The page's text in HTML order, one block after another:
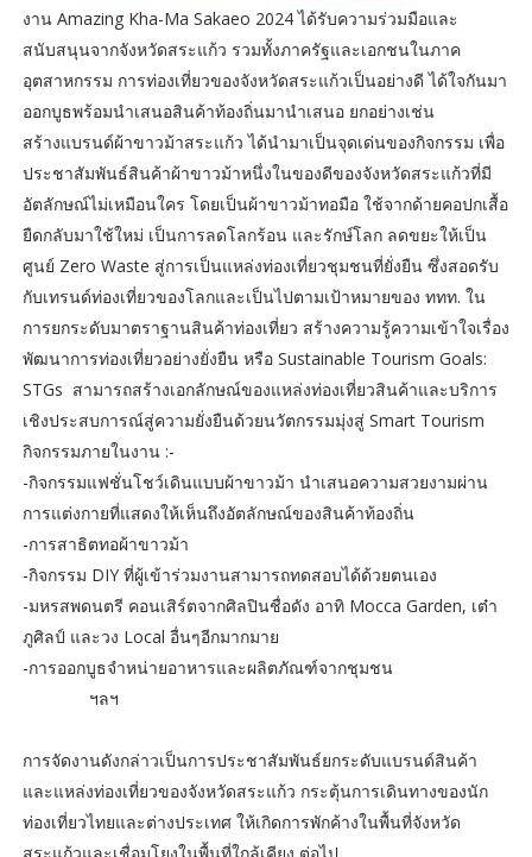
งาน Amazing Kha-Ma Sakaeo 2024 ได้รับความร่วมมือและ
สนับสนุนจากจังหวัดสระแก้ว รวมทั้งภาครัฐและเอกชนในภาค
อุตสาหกรรม การท่องเที่ยวของจังหวัดสระแก้วเป็นอย่างดี ได้ใจกันมา
ออกบูธพร้อมนำเสนอสินค้าท้องถิ่นมานำเสนอ ยกอย่างเช่น
สร้างแบรนด์ผ้าขาวม้าสระแก้ว ได้นำมาเป็นจุดเด่นของกิจกรรม เพื่อ
ประชาสัมพันธ์สินค้าผ้าขาวม้าหนึ่งในของดีของจังหวัดสระแก้วที่มี
อัตลักษณ์ไม่เหมือนใคร โดยเป็นผ้าขาวม้าทอมือ ใช้จากด้ายคอปกเสื้อ
ยืดกลับมาใช้ใหม่ เป็นการลดโลกร้อน และรักษ์โลก ลดขยะให้เป็น
ศูนย์ Zero Waste สู่การเป็นแหล่งท่องเที่ยวชุมชนที่ยั่งยืน ซึ่งสอดรับ
กับเทรนด์ท่องเที่ยวของโลกและเป็นไปตามเป้าหมายของ ททท. ใน
การยกระดับมาตราฐานสินค้าท่องเที่ยว สร้างความรู้ความเข้าใจเรื่อง
พัฒนาการท่องเที่ยวอย่างยั่งยืน หรือ Sustainable Tourism Goals:
STGs สามารถสร้างเอกลักษณ์ของแหล่งท่องเที่ยวสินค้าและบริการ
เชิงประสบการณ์สู่ความยั่งยืนด้วยนวัตกรรมมุ่งสู่ Smart Tourism
กิจกรรมภายในงาน :-
-กิจกรรมแฟชั่นโชว์เดินแบบผ้าขาวม้า นำเสนอความสวยงามผ่าน
การแต่งกายที่แสดงให้เห็นถึงอัตลักษณ์ของสินค้าท้องถิ่น
-การสาธิตทอผ้าขาวม้า
-กิจกรรม DIY ที่ผู้เข้าร่วมงานสามารถทดสอบได้ด้วยตนเอง
-มหรสพดนตรี คอนเสิร์ตจากศิลปินชื่อดัง อาทิ Mocca Garden, เต๋า
ภูศิลป์ และวง Local อื่นๆอีกมากมาย
-การออกบูธจำหน่ายอาหารและผลิตภัณฑ์จากชุมชน
ฯลฯ
การจัดงานดังกล่าวเป็นการประชาสัมพันธ์ยกระดับแบรนด์สินค้า
และแหล่งท่องเที่ยวของจังหวัดสระแก้ว กระตุ้นการเดินทางของนัก
ท่องเที่ยวไทยและต่างประเทศ ให้เกิดการพักค้างในพื้นที่จังหวัด